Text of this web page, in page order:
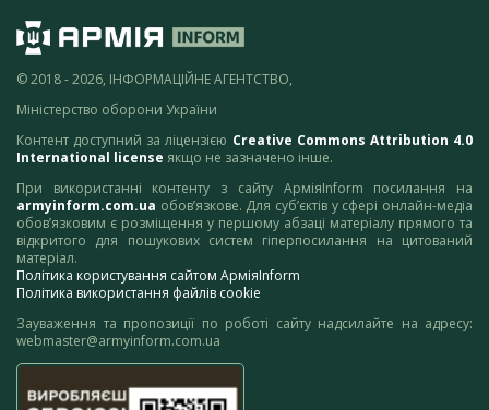
© 2018 - 2026, ІНФОРМАЦІЙНЕ АГЕНТСТВО,
Міністерство оборони України
Контент доступний за ліцензією Creative Commons Attribution 4.0
International license якщо не зазначено інше.
При використанні контенту з сайту АрміяInform посилання на
armyinform.com.ua обов’язкове. Для суб’єктів у сфері онлайн-медіа
обов’язковим є розміщення у першому абзаці матеріалу прямого та
відкритого для пошукових систем гіперпосилання на цитований
матеріал.
Політика користування сайтом АрміяInform
Політика використання файлів cookie
Зауваження та пропозиції по роботі сайту надсилайте на адресу:
webmaster@armyinform.com.ua